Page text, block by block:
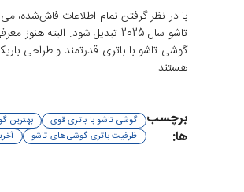
تاشو سال 2025 تبدیل شود.
هستند.
برچسب
ها:
گوشی تاشو با باتری قوی بهترین
ظرفیت باتری گوشی‌های تاشو